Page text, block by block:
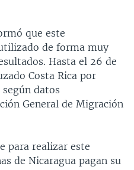
que este
de forma muy
Hasta el 26 de
Costa Rica por
datos
General de Migración
para realizar este
de Nicaragua pagan su